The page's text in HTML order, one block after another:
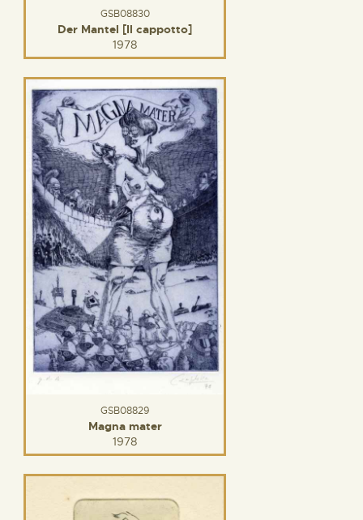
GSB08830
Der Mantel [Il cappotto]
1978
GSB08829
Magna mater
1978